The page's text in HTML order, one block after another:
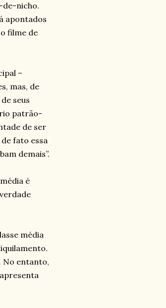
de-nicho.
apontados
filme de
–
mas, de
seus
patrão-
de ser
fato essa
demais”.
é
média
No entanto,